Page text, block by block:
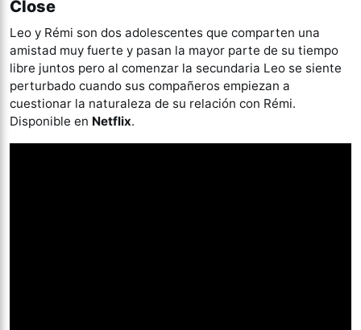
Close
Leo y Rémi son dos adolescentes que comparten una
amistad muy fuerte y pasan la mayor parte de su tiempo
libre juntos pero al comenzar la secundaria Leo se siente
perturbado cuando sus compañeros empiezan a
cuestionar la naturaleza de su relación con Rémi.
Disponible en Netflix.